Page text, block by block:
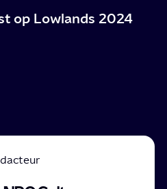
op Lowlands 2024